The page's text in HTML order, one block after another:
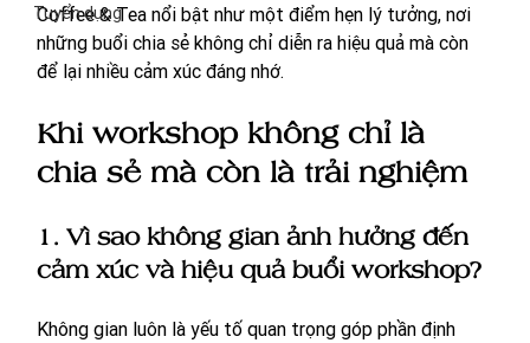
Tuyển dụng
Coffee & Tea nổi bật như một điểm hẹn lý tưởng, nơi
những buổi chia sẻ không chỉ diễn ra hiệu quả mà còn
để lại nhiều cảm xúc đáng nhớ.
Khi workshop không chỉ là
chia sẻ mà còn là trải nghiệm
1. Vì sao không gian ảnh hưởng đến
cảm xúc và hiệu quả buổi workshop?
Không gian luôn là yếu tố quan trọng góp phần định